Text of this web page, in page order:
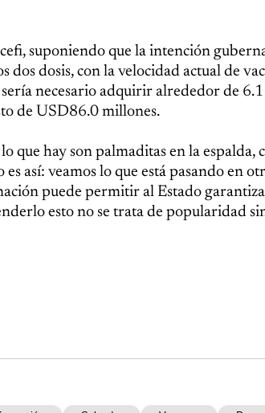
suponiendo que la intención
dos dosis, con la velocidad actual de
necesario adquirir alrededor de
de USD86.0 millones.
que hay son palmaditas en la
así: veamos lo que está pasando en
puede permitir al Estado
esto no se trata de popularidad